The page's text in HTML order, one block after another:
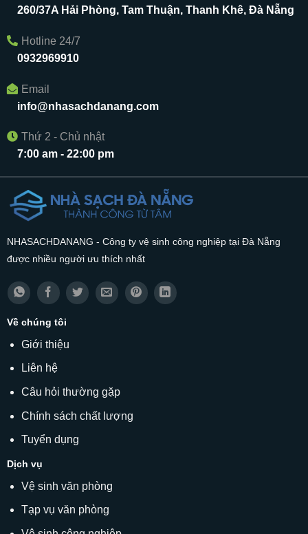
260/37A Hải Phòng, Tam Thuận, Thanh Khê, Đà Nẵng
Hotline 24/7
0932969910
Email
info@nhasachdanang.com
Thứ 2 - Chủ nhật
7:00 am - 22:00 pm
NHASACHDANANG - Công ty vệ sinh công nghiệp tại Đà Nẵng
được nhiều người ưu thích nhất
Về chúng tôi
Giới thiệu
Liên hệ
Câu hỏi thường gặp
Chính sách chất lượng
Tuyển dụng
Dịch vụ
Vệ sinh văn phòng
Tạp vụ văn phòng